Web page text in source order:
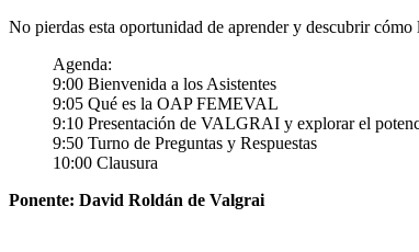
No pierdas esta oportunidad de aprender y descubrir
Agenda:
9:00 Bienvenida a los Asistentes
9:05 Qué es la OAP FEMEVAL
9:10 Presentación de VALGRAI y explorar el
9:50 Turno de Preguntas y Respuestas
10:00 Clausura
Ponente: David Roldán de Valgrai